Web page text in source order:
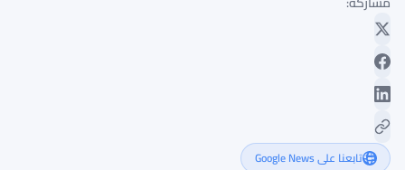
تابعنا على Google News